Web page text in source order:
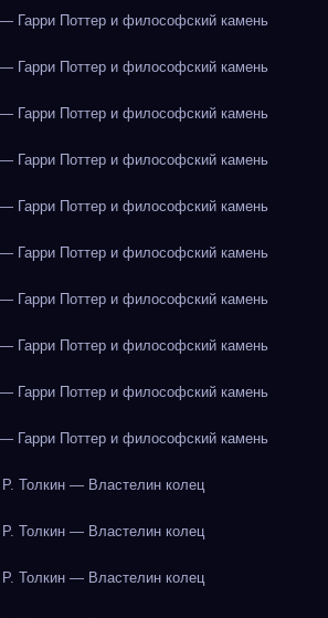
Гарри Поттер и философский камень
Гарри Поттер и философский камень
Гарри Поттер и философский камень
Гарри Поттер и философский камень
Гарри Поттер и философский камень
Гарри Поттер и философский камень
Гарри Поттер и философский камень
Гарри Поттер и философский камень
Гарри Поттер и философский камень
Гарри Поттер и философский камень
Толкин — Властелин колец
Толкин — Властелин колец
Толкин — Властелин колец